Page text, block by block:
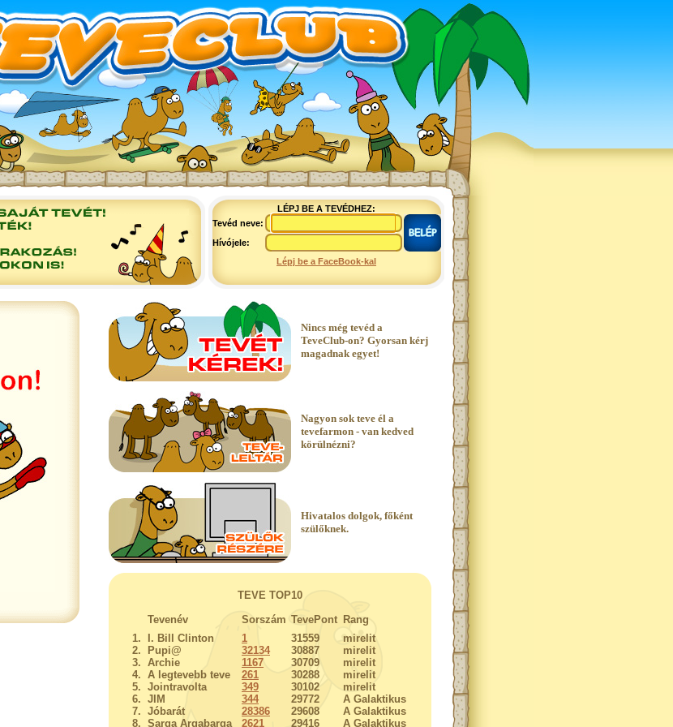
LÉPJ BE A TEVÉDHEZ:
Tevéd neve:
Hívójele:
Lépj be a FaceBook-kal
Nincs még tevéd a
TeveClub-on? Gyorsan kérj
magadnak egyet!
Nagyon sok teve él a
tevefarmon - van kedved
körülnézni?
Hivatalos dolgok, főként
szülőknek.
TEVE TOP10
Tevenév
Sorszám TevePont Rang
1.
I. Bill Clinton 1 31559
mirelit
2.
Pupi@ 32134 30887
mirelit
3. Archie 1167 30709
mirelit
4. A legtevebb teve 261 30288
mirelit
5. Jointravolta 349 30102
mirelit
6. JIM 344 29772
A Galaktikus
7. Jóbarát 28386 29608
A Galaktikus
8. Sarga Argabarga 2621 29416 A Galaktikus